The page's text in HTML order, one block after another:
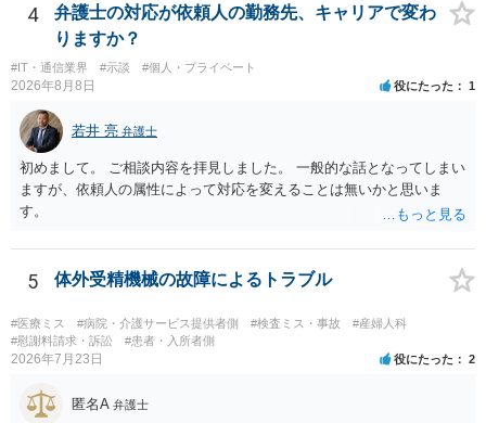
緑挙上が含まれる合意がある事実を推認させる事実になると思われま
す。 ④当初の手術費用の返金や、他院での修正手術費用についても補
失又は債務不履行（他に過失又は債務不履行がある場合はそれも含
費用）との間に相当因果関係が認められる場合は、補償を求めること
は可能です。 以上です。 何かあればご連絡ください。
象ですので、上記(1)と(2)を説明できる資料は全て（ただし理路整然
に）提出することが必要になります。「フラッシュバック」とのこと
なので、例えば、医学上確立されているPTSDの診断基準に合致した説
明とそれに沿う資料の提出が必要になってくるように思います。 精神
的・心理的な理由の氏変更は様々な意味でハードルがかなり高く、弁
護士へ依頼しても苦労することが強く予想されるところです。、もし
本人申立てをお考えであれば、医学知識はもちろん法律知識も要求さ
れますので、性急な申立てをせず、知識と資料をしっかりと揃えて、
万全の体制で申立てに臨んだ方がよいと思われます。
4
弁護士の対応が依頼人の勤務先、キャリアで変わ
りますか？
#IT・通信業界 #示談 #個人・プライベート
2026年8月8日 役にたった 1
若井 亮 弁護士
初めまして。 ご相談内容を拝見しました。 一般的な話となってしまい
ますが、依頼人の属性によって対応を変えることは無いかと思いま
す。
5 体外受精機械の故障によるトラブル
#医療ミス #病院・介護サービス提供者側 #検査ミス・事故
#産婦人科
#慰謝料請求・訴訟
#患者・入所者側
2026年7月23日 役にたった 2
匿名A 弁護士